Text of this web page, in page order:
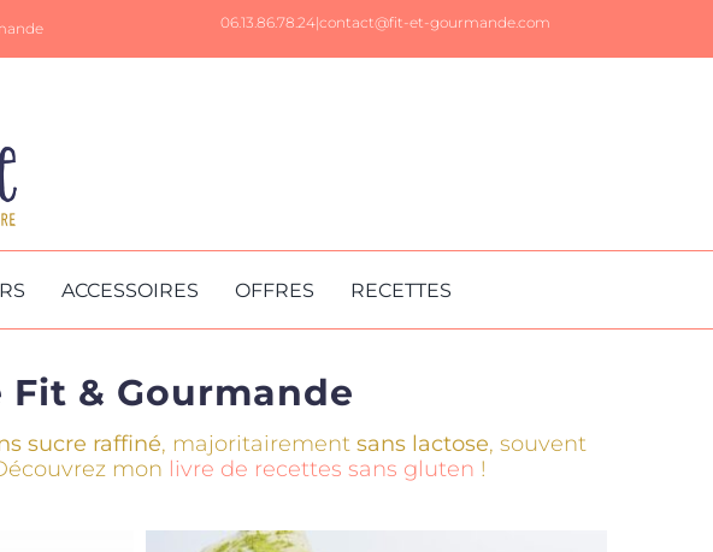
06.13.86.78.24|contact@fit-et-gourmande.com
ACCESSOIRES OFFRES RECETTES
& Gourmande
sucre raffiné, majoritairement sans lactose, souvent
mon livre de recettes sans gluten !